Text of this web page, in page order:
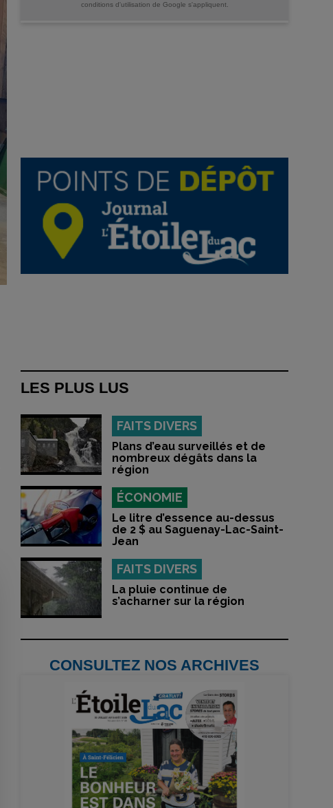
conditions d'utilisation de Google s'appliquent.
LES PLUS LUS
FAITS DIVERS
Plans d’eau surveillés et de
nombreux dégâts dans la
région
ÉCONOMIE
Le litre d’essence au-dessus
de 2 $ au Saguenay-Lac-Saint-
Jean
FAITS DIVERS
La pluie continue de
s’acharner sur la région
CONSULTEZ NOS ARCHIVES